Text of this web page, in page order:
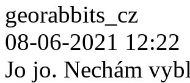
georabbits_cz
08-06-2021 12:22
Jo jo. Nechám